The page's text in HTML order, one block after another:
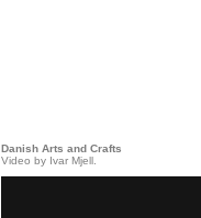
Danish Arts and Crafts
Video by Ivar Mjell.